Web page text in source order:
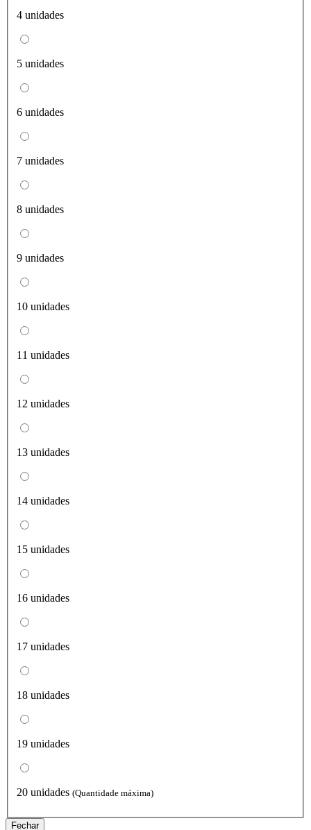
4 unidades
5 unidades
6 unidades
7 unidades
8 unidades
9 unidades
10 unidades
11 unidades
12 unidades
13 unidades
14 unidades
15 unidades
16 unidades
17 unidades
18 unidades
19 unidades
20 unidades (Quantidade máxima)
Fechar